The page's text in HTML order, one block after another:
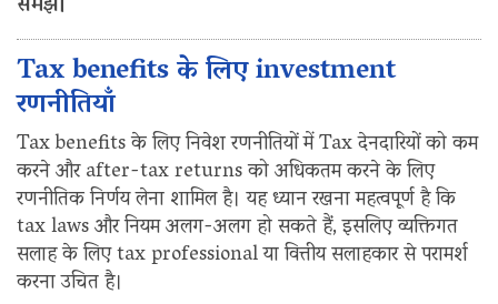
Tax benefits के लिए investment
रणनीतियाँ
Tax benefits के लिए निवेश रणनीतियों में Tax देनदारियों को कम
करने और after-tax returns को अधिकतम करने के लिए
रणनीतिक निर्णय लेना शामिल है। यह ध्यान रखना महत्वपूर्ण है कि
tax laws और नियम अलग-अलग हो सकते हैं, इसलिए व्यक्तिगत
सलाह के लिए tax professional या वित्तीय सलाहकार से परामर्श
करना उचित है।